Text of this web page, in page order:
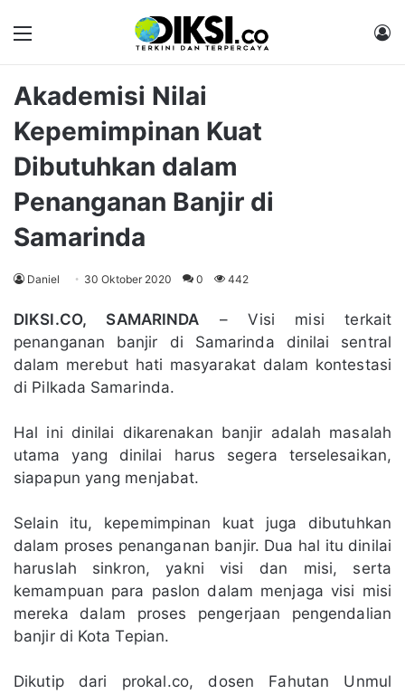
Akademisi Nilai
Kepemimpinan Kuat
Dibutuhkan dalam
Penanganan Banjir di
Samarinda
Daniel 30 Oktober 2020 0 442
DIKSI.CO, SAMARINDA – Visi misi terkait
penanganan banjir di Samarinda dinilai sentral
dalam merebut hati masyarakat dalam kontestasi
di Pilkada Samarinda.
Hal ini dinilai dikarenakan banjir adalah masalah
utama yang dinilai harus segera terselesaikan,
siapapun yang menjabat.
Selain itu, kepemimpinan kuat juga dibutuhkan
dalam proses penanganan banjir. Dua hal itu dinilai
haruslah sinkron, yakni visi dan misi, serta
kemampuan para paslon dalam menjaga visi misi
mereka dalam proses pengerjaan pengendalian
banjir di Kota Tepian.
Dikutip dari prokal.co, dosen Fahutan Unmul